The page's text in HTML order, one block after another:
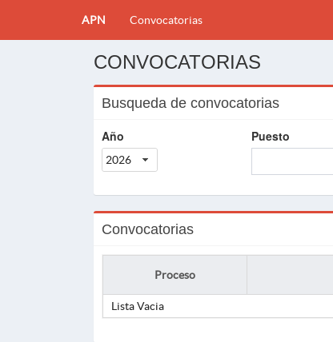
APN Convocatorias
CONVOCATORIAS
Busqueda de convocatorias
Año
2026
Puesto
Convocatorias
Proceso
Lista Vacia